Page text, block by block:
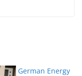
German Energy